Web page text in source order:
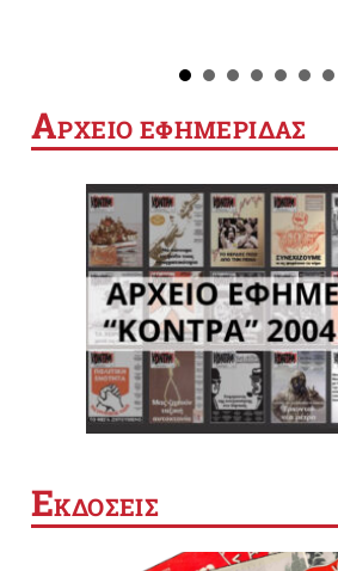
ΑΡΧΕΙΟ ΕΦΗΜΕΡΙΔΑΣ
ΕΚΔΟΣΕΙΣ